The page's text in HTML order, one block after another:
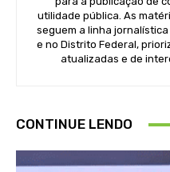
utilidade pública. As
seguem a linha
e no Distrito Federal,
atualizadas e de
CONTINUE LENDO